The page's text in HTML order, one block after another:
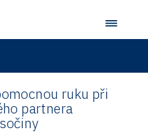
ruku při
partnera